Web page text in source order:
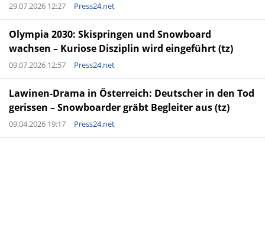
29.07.2026 12:27 Press24.net
Olympia 2030: Skispringen und Snowboard
wachsen – Kuriose Disziplin wird eingeführt (tz)
09.07.2026 12:57 Press24.net
Lawinen-Drama in Österreich: Deutscher in den Tod
gerissen – Snowboarder gräbt Begleiter aus (tz)
09.04.2026 19:17 Press24.net